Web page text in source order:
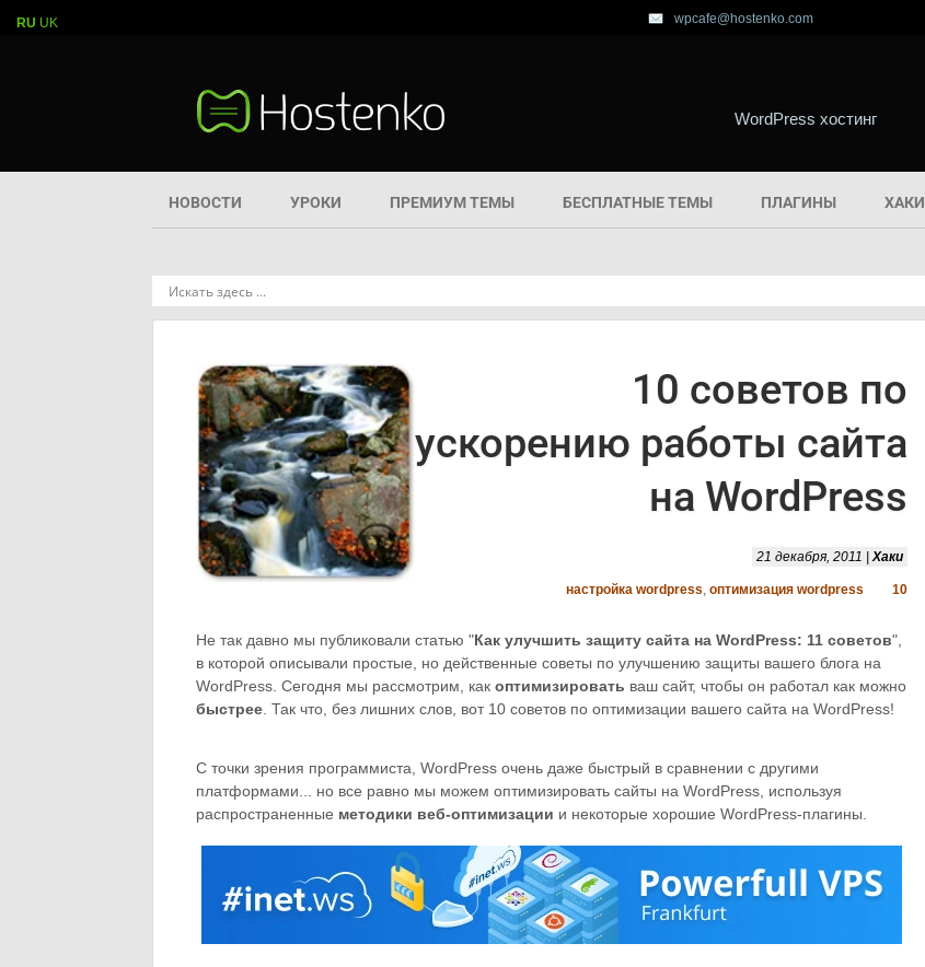
wpcafe@hostenko.com
WordPress хостинг
НОВОСТИ УРОКИ ПРЕМИУМ ТЕМЫ БЕСПЛАТНЫЕ ТЕМЫ ПЛАГИНЫ ХАКИ
10 советов по
ускорению работы сайта
на WordPress
21 декабря, 2011 |Хаки
настройка wordpress, оптимизация wordpress 10
Не так давно мы публиковали статью "Как улучшить защиту сайта на WordPress: 11 советов",
в которой описывали простые, но действенные советы по улучшению защиты вашего блога на
WordPress. Сегодня мы рассмотрим, как оптимизировать ваш сайт, чтобы он работал как можно
быстрее . Так что, без лишних слов, вот 10 советов по оптимизации вашего сайта на WordPress!
С точки зрения программиста, WordPress очень даже быстрый в сравнении с другими
платформами... но все равно мы можем оптимизировать сайты на WordPress, используя
распространенные методики веб-оптимизации и некоторые хорошие WordPress-плагины.
RU UK